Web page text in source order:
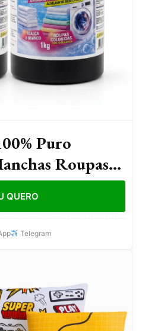
Puro
Roupas
Não Mancha
QUERO
Telegram